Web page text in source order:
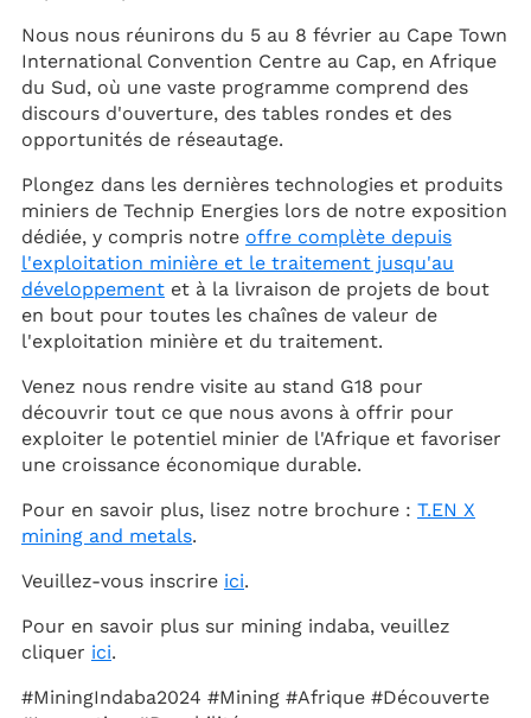
Nous nous réunirons du 5 au 8 février au Cape Town
International Convention Centre au Cap, en Afrique
du Sud, où une vaste programme comprend des
discours d'ouverture, des tables rondes et des
opportunités de réseautage.
Plongez dans les dernières technologies et produits
miniers de Technip Energies lors de notre exposition
dédiée, y compris notre offre complète depuis
l'exploitation minière et le traitement jusqu'au
développement et à la livraison de projets de bout
en bout pour toutes les chaînes de valeur de
l'exploitation minière et du traitement.
Venez nous rendre visite au stand G18 pour
découvrir tout ce que nous avons à offrir pour
exploiter le potentiel minier de l'Afrique et favoriser
une croissance économique durable.
Pour en savoir plus, lisez notre brochure : T.EN X
mining and metals.
Veuillez-vous inscrire ici.
Pour en savoir plus sur mining indaba, veuillez
cliquer ici.
#MiningIndaba2024 #Mining #Afrique #Découverte